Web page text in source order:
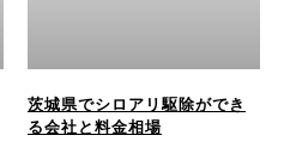
茨城県でシロアリ駆除ができ
る会社と料金相場